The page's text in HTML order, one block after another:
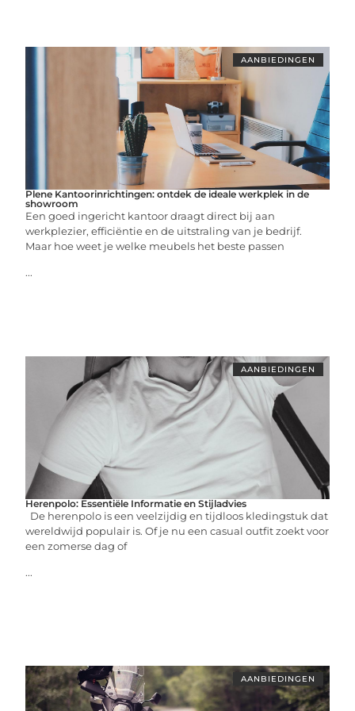
AANBIEDINGEN
Plene Kantoorinrichtingen: ontdek de ideale werkplek in de
showroom
Een goed ingericht kantoor draagt direct bij aan
werkplezier, efficiëntie en de uitstraling van je bedrijf.
Maar hoe weet je welke meubels het beste passen
...
AANBIEDINGEN
Herenpolo: Essentiële Informatie en Stijladvies
De herenpolo is een veelzijdig en tijdloos kledingstuk dat
wereldwijd populair is. Of je nu een casual outfit zoekt voor
een zomerse dag of
...
AANBIEDINGEN